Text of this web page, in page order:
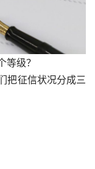
级？
把征信状况分成三